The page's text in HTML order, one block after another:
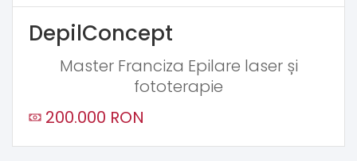
DepilConcept
Master Franciza Epilare laser și
fototerapie
200.000 RON